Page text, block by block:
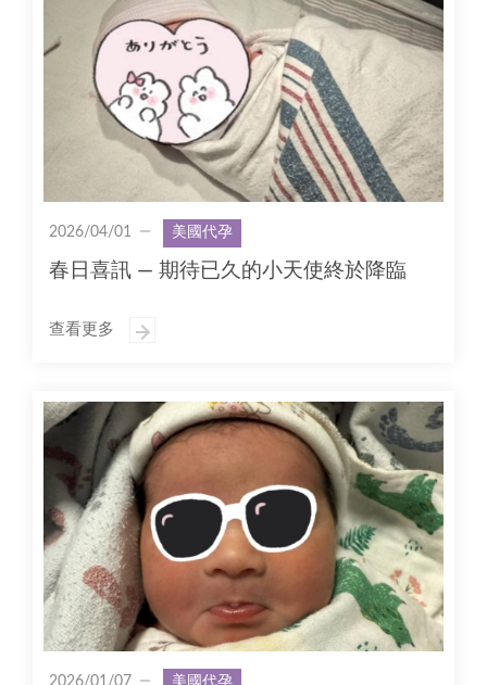
2026/04/01 美國代孕
春日喜訊 — 期待已久的小天使終於降臨
查看更多